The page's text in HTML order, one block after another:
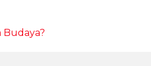
Budaya?